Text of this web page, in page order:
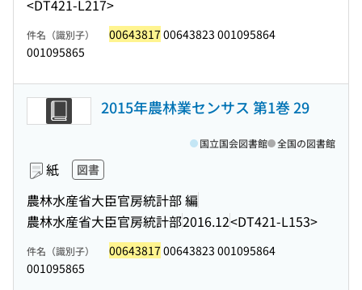
<DT421-L217>
件名（識別子） 00643817 00643823 001095864
001095865
2015年農林業センサス 第1巻 29
紙 図書
農林水産省大臣官房統計部 編
農林水産省大臣官房統計部2016.12<DT421-L153>
国立国会図書館 全国の図書館
件名（識別子） 00643817 00643823 001095864
001095865